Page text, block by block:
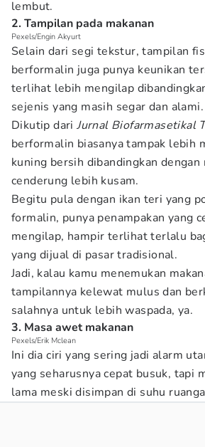
lembut.
2. Tampilan pada makanan
Pexels/Engin Akyurt
Selain dari segi tekstur, tampilan
berformalin juga punya keunikan
terlihat lebih mengilap
sejenis yang masih segar dan alami.
Dikutip dariJurnal Biofarmasetikal
berformalin biasanya tampak lebih
kuning bersih dibandingkan
cenderung lebih kusam.
Begitu pula dengan ikan teri yang
formalin, punya penampakan yang
mengilap, hampir terlihat terlalu
yang dijual di pasar tradisional.
Jadi, kalau kamu menemukan
tampilannya kelewat mulus dan
salahnya untuk lebih waspada, ya.
3. Masa awet makanan
Pexels/Erik Mclean
Ini dia ciri yang sering jadi alarm
yang seharusnya cepat busuk, tapi
lama meski disimpan di suhu